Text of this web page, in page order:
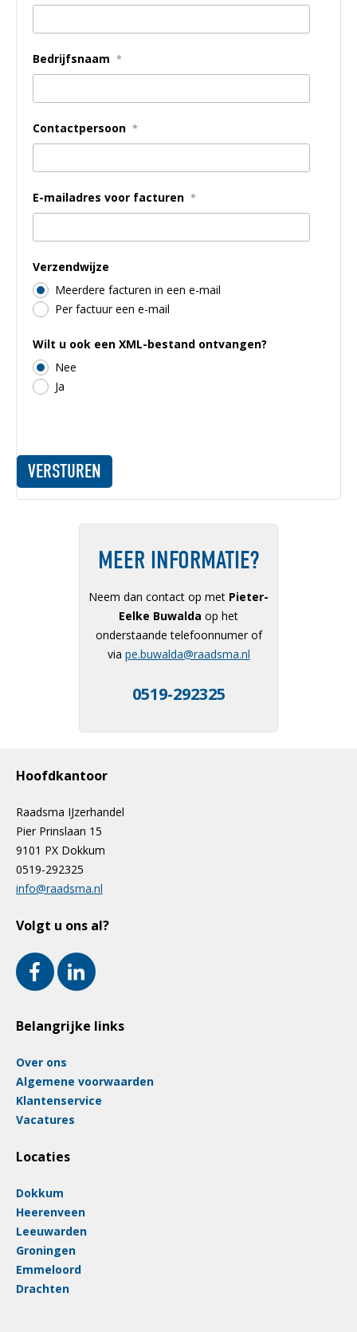
Bedrijfsnaam *
Contactpersoon *
E-mailadres voor facturen *
Verzendwijze
Meerdere facturen in een e-mail
Per factuur een e-mail
Wilt u ook een XML-bestand ontvangen?
Nee
Ja
MEER INFORMATIE?
Neem dan contact op met Pieter-
Eelke Buwalda op het
onderstaande telefoonnumer of
via pe.buwalda@raadsma.nl
0519-292325
Hoofdkantoor
Raadsma IJzerhandel
Pier Prinslaan 15
9101 PX Dokkum
0519-292325
info@raadsma.nl
Volgt u ons al?
Belangrijke links
Over ons
Algemene voorwaarden
Klantenservice
Vacatures
Locaties
Dokkum
Heerenveen
Leeuwarden
Groningen
Emmeloord
Drachten